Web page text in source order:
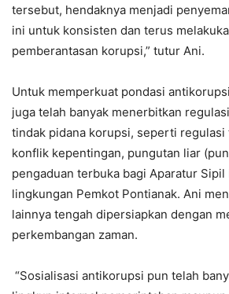
tersebut, hendaknya menjadi
ini untuk konsisten dan terus
pemberantasan korupsi,” tutur Ani.
Untuk memperkuat pondasi
juga telah banyak menerbitkan
tindak pidana korupsi, seperti
konflik kepentingan, pungutan liar
pengaduan terbuka bagi Aparatur Sipil
lingkungan Pemkot Pontianak. Ani
lainnya tengah dipersiapkan dengan
perkembangan zaman.
“Sosialisasi antikorupsi pun telah